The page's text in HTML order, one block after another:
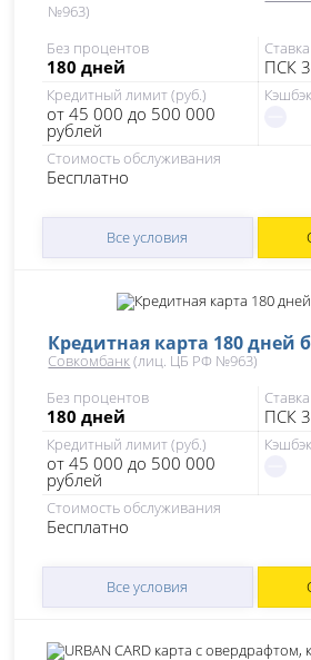
№963)
Без процентов
180 дней ПСК
Кредитный лимит (руб.)
от 45 000 до 500 000
рублей
Кэшбэк
Стоимость обслуживания
Бесплатно
Все условия
Кредитная карта 180 дней
Совкомбанк(лиц. ЦБ РФ №963)
Без процентов
180 дней ПСК
Кредитный лимит (руб.)
от 45 000 до 500 000
рублей
Кэшбэк
Стоимость обслуживания
Бесплатно
Все условия